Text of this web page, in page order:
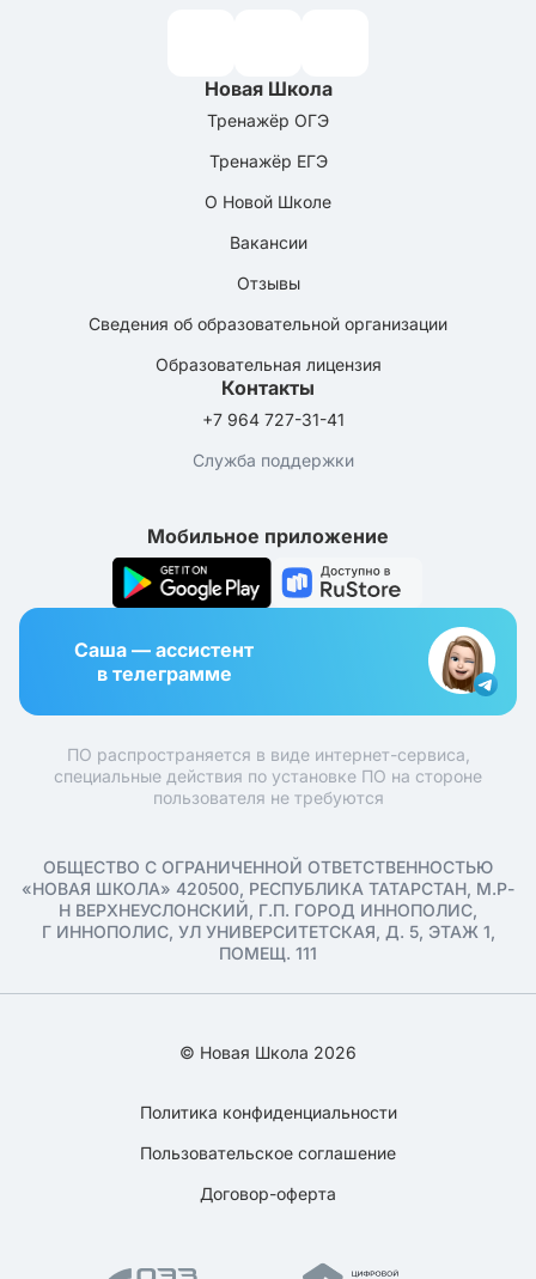
Новая Школа
Тренажёр ОГЭ
Тренажёр ЕГЭ
О Новой Школе
Вакансии
Отзывы
Сведения об образовательной организации
Образовательная лицензия
Контакты
+7 964 727-31-41
Служба поддержки
Мобильное приложение
Саша — ассистент
в телеграмме
ПО распространяется в виде интернет-сервиса,
специальные действия по установке ПО на стороне
пользователя не требуются
ОБЩЕСТВО С ОГРАНИЧЕННОЙ ОТВЕТСТВЕННОСТЬЮ
«НОВАЯ ШКОЛА» 420500, РЕСПУБЛИКА ТАТАРСТАН, М.Р-
Н ВЕРХНЕУСЛОНСКИЙ, Г.П. ГОРОД ИННОПОЛИС,
Г ИННОПОЛИС, УЛ УНИВЕРСИТЕТСКАЯ, Д. 5, ЭТАЖ 1,
ПОМЕЩ. 111
© Новая Школа 2026
Политика конфиденциальности
Пользовательское соглашение
Договор-оферта